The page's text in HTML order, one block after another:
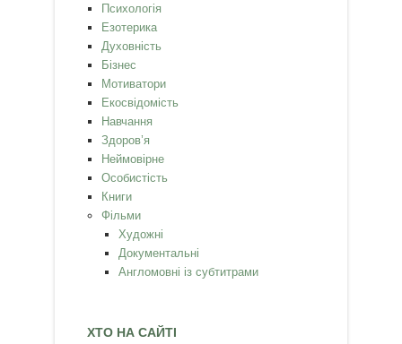
Психологія
Езотерика
Духовність
Бізнес
Мотиватори
Екосвідомість
Навчання
Здоров’я
Неймовірне
Особистість
Книги
Фільми
Художні
Документальні
Англомовні із субтитрами
ХТО НА САЙТІ